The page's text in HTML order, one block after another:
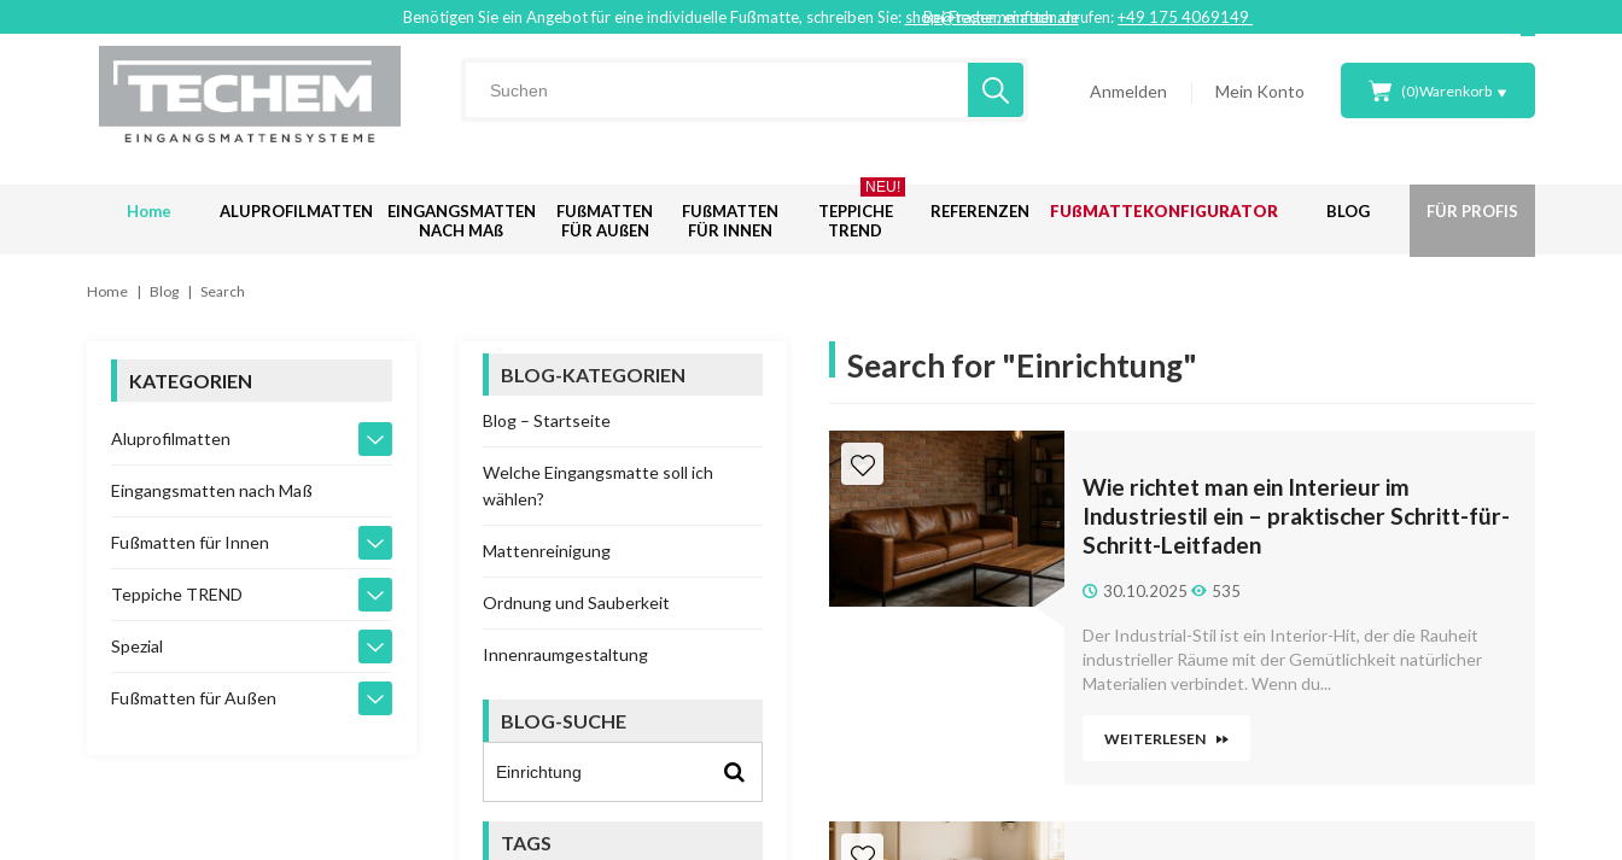
Benötigen Sie ein Angebot für eine individuelle Fußmatte, schreiben Sie: shop@techemmatten.de
Bei Fragen, einfach anrufen:+49 175 4069149
Anmelden Mein Konto (0)Warenkorb
Home ALUPROFILMATTEN
EINGANGSMATTEN
NACH MAß
FUßMATTEN
FÜR AUßEN
FUßMATTEN
FÜR INNEN
TEPPICHE
TREND
NEU!
REFERENZEN FUßMATTEKONFIGURATOR BLOG FÜR PROFIS
Home | Blog | Search
KATEGORIEN
Aluprofilmatten
Eingangsmatten nach Maß
Fußmatten für Innen
Teppiche TREND
Spezial
Fußmatten für Außen
BLOG-KATEGORIEN
Blog – Startseite
Welche Eingangsmatte soll ich
wählen?
Mattenreinigung
Ordnung und Sauberkeit
Innenraumgestaltung
BLOG-SUCHE
TAGS
Search for "Einrichtung"
Wie richtet man ein Interieur im
Industriestil ein – praktischer Schritt-für-
Schritt-Leitfaden
30.10.2025 535
Der Industrial-Stil ist ein Interior-Hit, der die Rauheit
industrieller Räume mit der Gemütlichkeit natürlicher
Materialien verbindet. Wenn du...
WEITERLESEN